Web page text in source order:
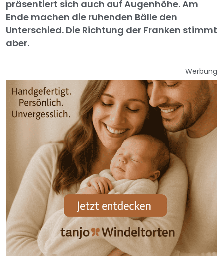
präsentiert sich auch auf Augenhöhe. Am
Ende machen die ruhenden Bälle den
Unterschied. Die Richtung der Franken stimmt
aber.
Werbung